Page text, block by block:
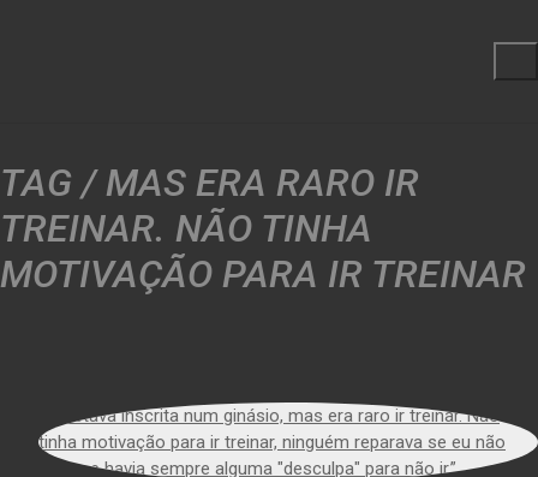
TAG /MAS ERA RARO IR
TREINAR. NÃO TINHA
MOTIVAÇÃO PARA IR TREINAR